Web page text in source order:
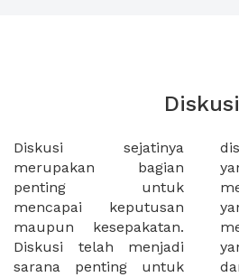
Diskusi
Diskusi sejatinya
merupakan bagian
penting untuk
mencapai keputusan
maupun kesepakatan.
Diskusi telah menjadi
sarana penting untuk
diskusi denan suasana
yang berbeda. Anda
memerlukan ruangan
yang tepat. Dan
memastikan ruangan
yan tersedia. Terlepas
dari apakah anda